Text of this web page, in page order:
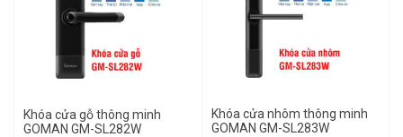
Khóa cửa gỗ thông minh
GOMAN GM-SL282W
Khóa cửa nhôm thông minh
GOMAN GM-SL283W